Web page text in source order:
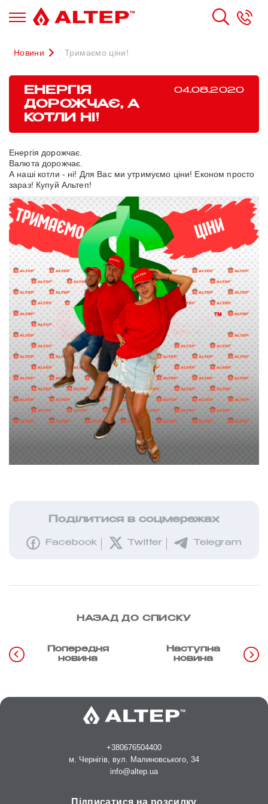
Новини Тримаємо ціни!
ЕНЕРГІЯ
ДОРОЖЧАЄ, А
КОТЛИ НІ!
04.08.2020
Енергія дорожчає.
Валюта дорожчає.
А наші котли - ні! Для Вас ми утримуємо ціни! Економ просто
зараз! Купуй Альтеп!
Поділитися в соцмережах
Facebook Twitter Telegram
НАЗАД ДО СПИСКУ
Попередня
новина
Наступна
новина
+380676504400
м. Чернігів, вул. Малиновського, 34
info@altep.ua